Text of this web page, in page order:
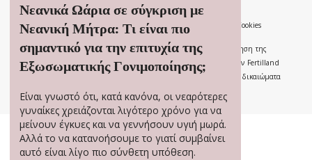
Νεανικά Ωάρια σε σύγκριση με
Νεανική Μήτρα: Τι είναι πιο
σημαντικό για την επιτυχία της
Εξωσωματικής Γονιμοποίησης;
Είναι γνωστό ότι, κατά κανόνα, οι νεαρότερες
γυναίκες χρειάζονται λιγότερο χρόνο για να
μείνουν έγκυες και να γεννήσουν υγιή μωρά.
Αλλά το να κατανοήσουμε το γιατί συμβαίνει
αυτό είναι λίγο πιο σύνθετη υπόθεση.
Όροι Χρήσης Δήλωση Απορρήτου Οδηγία Cookies
Μέρος της Καμπάνιας Κοινωνικής Ευαισθητοποίησης για τη διατήρηση της
γονιμότητας της Gedeon Richter που χορηγείται στην Ελλάδα από την Fertilland
Pharma. Πνευματική ιδιοκτησία © 2026 Gedeon Richter Plc. Όλα τα δικαιώματα
διατηρούνται.